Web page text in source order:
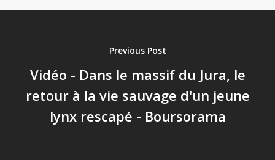
Previous Post
Vidéo - Dans le massif du Jura, le
retour à la vie sauvage d'un jeune
lynx rescapé - Boursorama